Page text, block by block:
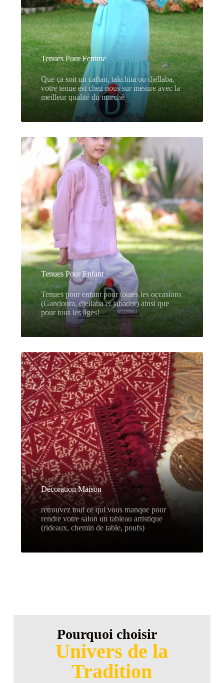
Tenues Pour Femme
Que ça soit un caftan, takchita ou djellaba,
votre tenue est chez nous sur mesure avecla
meilleurqualité du marché
Tenues Pour Enfant
Tenues pour enfant pour toutes les occasions
(Gandoura, djellaba etjabador)ainsi que
pour tous les âges!
Décoration Maison
retrouvez tout ce qui vous manque pour
rendre votre salon un tableau artistique
(rideaux, chemin de table, poufs)
Pourquoi choisir
Univers de la
Tradition